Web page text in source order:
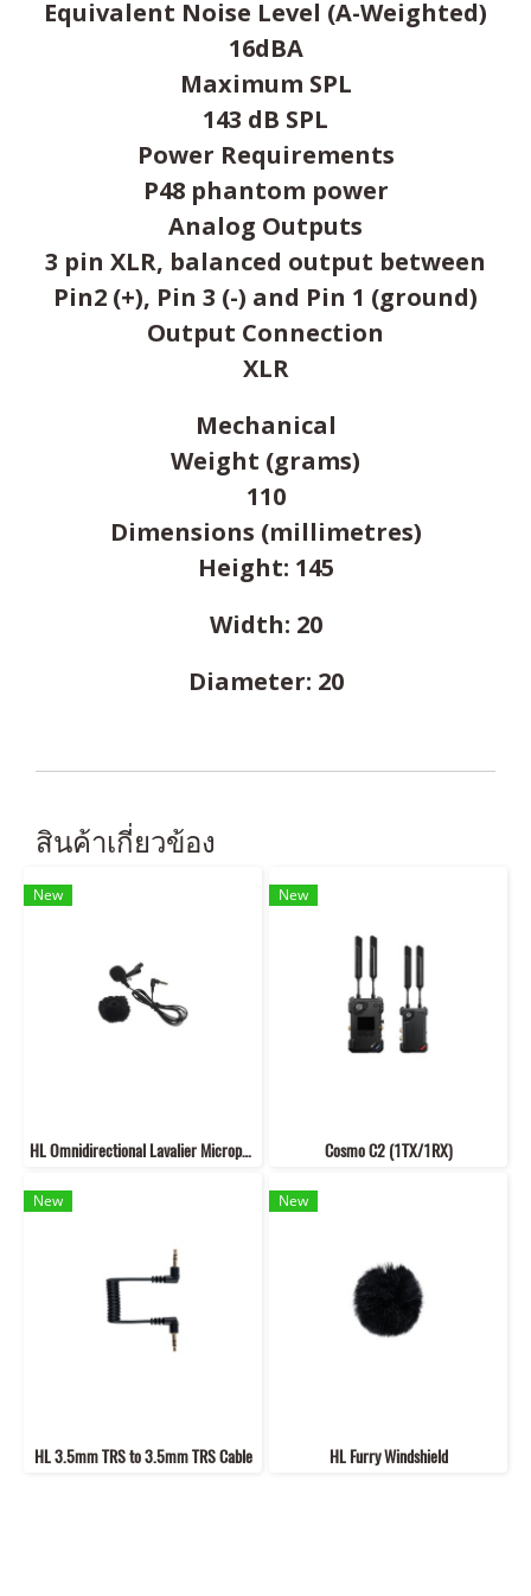
Equivalent Noise Level (A-Weighted)
16dBA
Maximum SPL
143 dB SPL
Power Requirements
P48 phantom power
Analog Outputs
3 pin XLR, balanced output between
Pin2 (+), Pin 3 (-) and Pin 1 (ground)
Output Connection
XLR
Mechanical
Weight (grams)
110
Dimensions (millimetres)
Height: 145
Width: 20
Diameter: 20
สินค้าเกี่ยวข้อง
New
HL Omnidirectional Lavalier Microphone
New
Cosmo C2 (1TX/1RX)
New
HL 3.5mm TRS to 3.5mm TRS Cable
New
HL Furry Windshield